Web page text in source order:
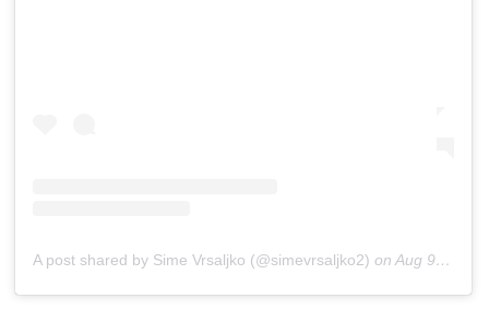
A post shared by Sime Vrsaljko (@simevrsaljko2) on Aug 9, 2018 at 2:42am PDT